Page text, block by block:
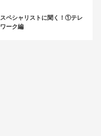
スペシャリストに聞く！①テレ
ワーク編